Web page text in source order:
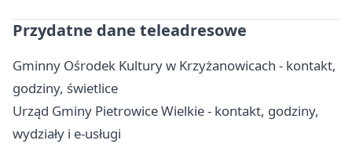
Przydatne dane teleadresowe
Gminny Ośrodek Kultury w Krzyżanowicach - kontakt,
godziny, świetlice
Urząd Gminy Pietrowice Wielkie - kontakt, godziny,
wydziały i e-usługi